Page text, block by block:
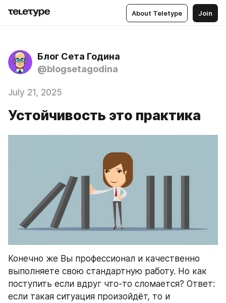
About Teletype Join
Блог Сета Година
@blogsetagodina
July 21, 2025
Устойчивость это практика
Конечно же Вы профессионал и качественно
выполняете свою стандартную работу. Но как
поступить если вдруг что-то сломается? Ответ:
если такая ситуация произойдёт, то и